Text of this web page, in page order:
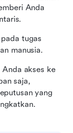
Anda
tugas
manusia.
Anda akses ke
saja,
yang